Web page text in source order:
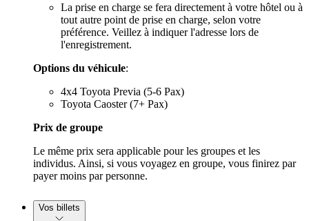
La prise en charge se fera directement à votre hôtel ou à
tout autre point de prise en charge, selon votre
préférence. Veillez à indiquer l'adresse lors de
l'enregistrement.
Options du véhicule:
4x4 Toyota Previa (5-6 Pax)
Toyota Caoster (7+ Pax)
Prix de groupe
Le même prix sera applicable pour les groupes et les
individus. Ainsi, si vous voyagez en groupe, vous finirez par
payer moins par personne.
Vos billets